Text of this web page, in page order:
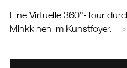
Eine Virtuelle 360°-Tour
Minkkinen im Kunstfoyer.